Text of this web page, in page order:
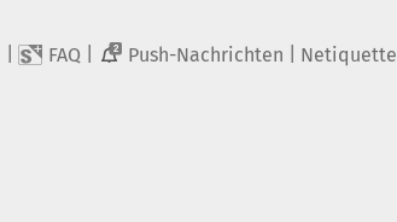
FAQ 2 Push-Nachrichten Netiquette